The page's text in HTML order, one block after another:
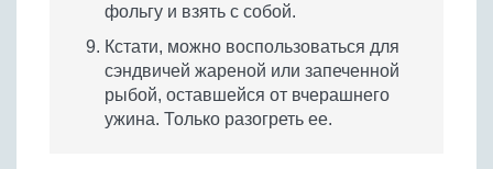
фольгу и взять с собой.
Кстати, можно воспользоваться для
сэндвичей жареной или запеченной
рыбой, оставшейся от вчерашнего
ужина. Только разогреть ее.